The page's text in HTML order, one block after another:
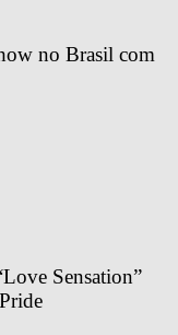
no Brasil com
Sensation”